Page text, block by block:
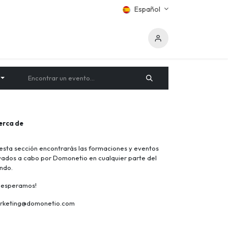
Español
de
sección encontrarás las formaciones y eventos
a cabo por Domonetio en cualquier parte del
esperamos!